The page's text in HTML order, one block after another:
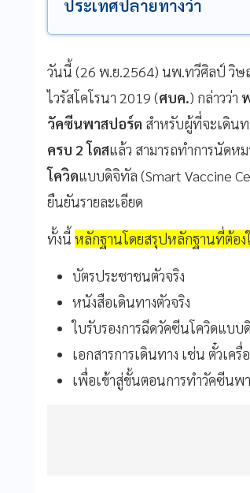
ประเทศปลายทางว่า
วันนี้ (26 พ.ย.2564) นพ.ทวีศิลป์ วิษ
ไวรัสโคโรนา 2019 (ศบค.) กล่าวว่า
วัคซีนพาสปอร์ต สำหรับผู้ที่จะเดินท
ครบ 2 โดสแล้ว สามารถทำการนัดห
โควิดแบบดิจิทัล (Smart Vaccine
ยืนยันรายละเอียด
ทั้งนี้ หลักฐานโดยสรุปหลักฐานที่ต้อ
บัตรประชาชนตัวจริง
หนังสือเดินทางตัวจริง
ใบรับรองการฉีดวัคซีนโควิดแบบ
เอกสารการเดินทาง เช่น ตั๋วเครื่
เพื่อเข้าสู่ขั้นตอนการทำวัคซีนพ